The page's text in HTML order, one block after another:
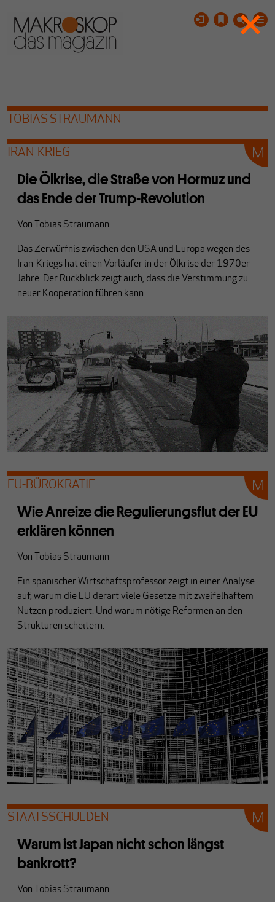
TOBIAS STRAUMANN
IRAN-KRIEG
Die Ölkrise, die Straße von Hormuz und
das Ende der Trump-Revolution
Von Tobias Straumann
Das Zerwürfnis zwischen den USA und Europa wegen des
Iran-Kriegs hat einen Vorläufer in der Ölkrise der 1970er
Jahre. Der Rückblick zeigt auch, dass die Verstimmung zu
neuer Kooperation führen kann.
EU-BÜROKRATIE
Wie Anreize die Regulierungsflut der EU
erklären können
Von Tobias Straumann
Ein spanischer Wirtschaftsprofessor zeigt in einer Analyse
auf, warum die EU derart viele Gesetze mit zweifelhaftem
Nutzen produziert. Und warum nötige Reformen an den
Strukturen scheitern.
STAATSSCHULDEN
Warum ist Japan nicht schon längst
bankrott?
Von Tobias Straumann